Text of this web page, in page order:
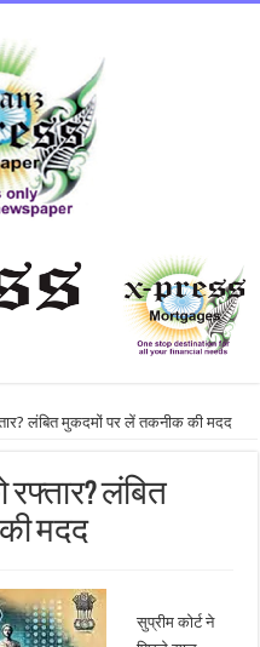
लंबित मुकदमों पर लें तकनीक की मदद
रफ्तार? लंबित
मदद
सुप्रीम कोर्ट ने